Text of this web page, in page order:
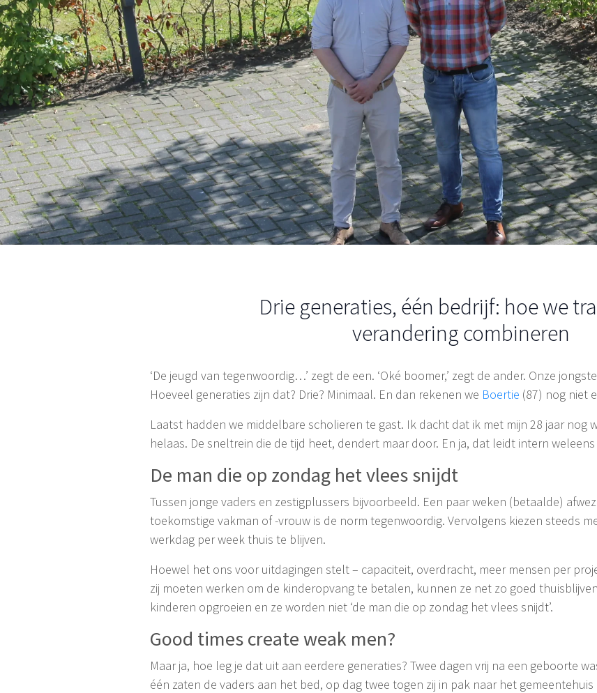
Drie generaties, één bedrijf: hoe we
verandering combineren
‘De jeugd van tegenwoordig…’ zegt de een. ‘Oké boomer,’ zegt de ander. Onze
Hoeveel generaties zijn dat? Drie? Minimaal. En dan rekenen we Boertie (87) nog niet
Laatst hadden we middelbare scholieren te gast. Ik dacht dat ik met mijn 28 jaar nog
helaas. De sneltrein die de tijd heet, dendert maar door. En ja, dat leidt intern
De man die op zondag het vlees snijdt
Tussen jonge vaders en zestigplussers bijvoorbeeld. Een paar weken (betaalde)
toekomstige vakman of -vrouw is de norm tegenwoordig. Vervolgens kiezen steeds
werkdag per week thuis te blijven.
Hoewel het ons voor uitdagingen stelt – capaciteit, overdracht, meer mensen per
zij moeten werken om de kinderopvang te betalen, kunnen ze net zo goed
kinderen opgroeien en ze worden niet ‘de man die op zondag het vlees snijdt’.
Good times create weak men?
Maar ja, hoe leg je dat uit aan eerdere generaties? Twee dagen vrij na een geboorte
één zaten de vaders aan het bed, op dag twee togen zij in pak naar het